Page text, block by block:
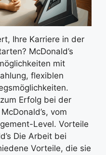
Ihre Karriere in der
McDonald’s
mit
flexiblen
Erfolg bei der
vom
Level. Vorteile
Die Arbeit bei
Vorteile, die sie